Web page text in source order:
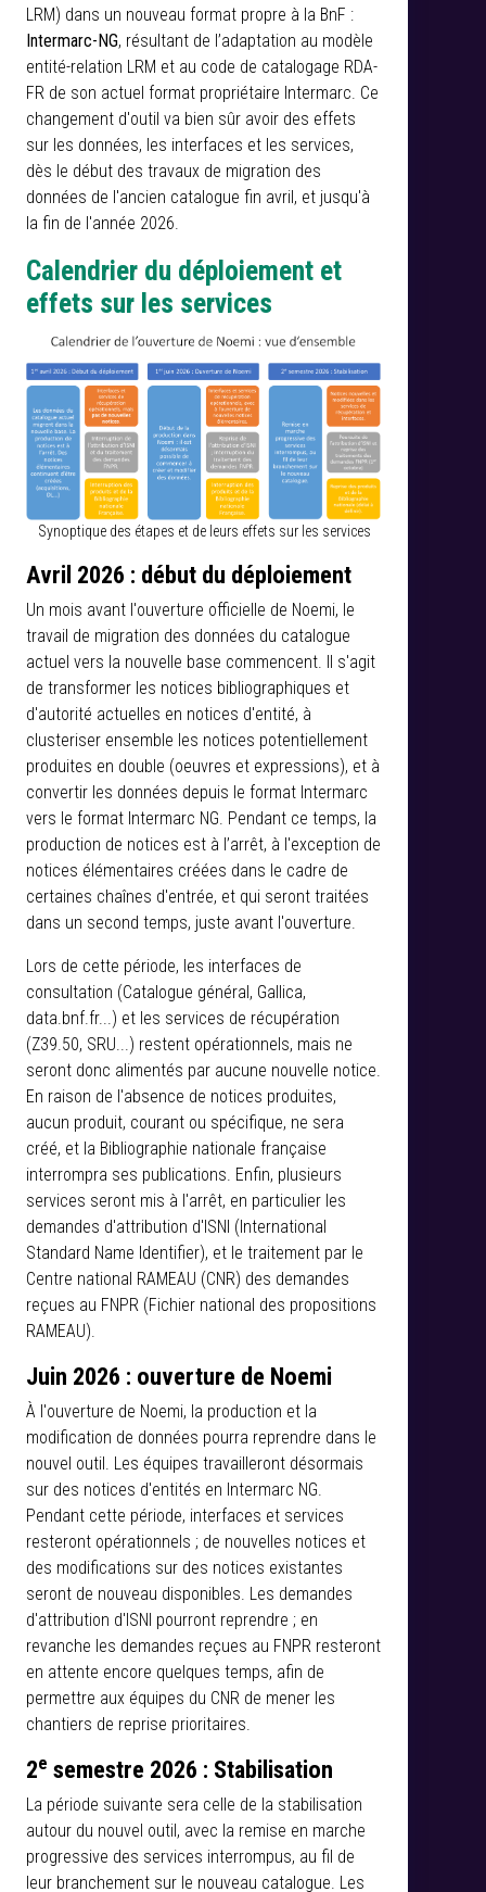
LRM) dans un nouveau format propre à la BnF :
Intermarc-NG, résultant de l’adaptation au modèle
entité-relation LRM et au code de catalogage RDA-
FR de son actuel format propriétaire Intermarc. Ce
changement d'outil va bien sûr avoir des effets
sur les données, les interfaces et les services,
dès le début des travaux de migration des
données de l'ancien catalogue fin avril, et jusqu'à
la fin de l'année 2026.
Calendrier du déploiement et
effets sur les services
Synoptique des étapes et de leurs effets sur les services
Avril 2026 : début du déploiement
Un mois avant l'ouverture officielle de Noemi, le
travail de migration des données du catalogue
actuel vers la nouvelle base commencent. Il s'agit
de transformer les notices bibliographiques et
d'autorité actuelles en notices d'entité, à
clusteriser ensemble les notices potentiellement
produites en double (oeuvres et expressions), et à
convertir les données depuis le format Intermarc
vers le format Intermarc NG. Pendant ce temps, la
production de notices est à l’arrêt, à l'exception de
notices élémentaires créées dans le cadre de
certaines chaînes d'entrée, et qui seront traitées
dans un second temps, juste avant l'ouverture.
Lors de cette période, les interfaces de
consultation (Catalogue général, Gallica,
data.bnf.fr...) et les services de récupération
(Z39.50, SRU...) restent opérationnels, mais ne
seront donc alimentés par aucune nouvelle notice.
En raison de l'absence de notices produites,
aucun produit, courant ou spécifique, ne sera
créé, et la Bibliographie nationale française
interrompra ses publications. Enfin, plusieurs
services seront mis à l'arrêt, en particulier les
demandes d'attribution d'ISNI (International
Standard Name Identifier), et le traitement par le
Centre national RAMEAU (CNR) des demandes
reçues au FNPR (Fichier national des propositions
RAMEAU).
Juin 2026 : ouverture de Noemi
À l'ouverture de Noemi, la production et la
modification de données pourra reprendre dans le
nouvel outil. Les équipes travailleront désormais
sur des notices d'entités en Intermarc NG.
Pendant cette période, interfaces et services
resteront opérationnels ; de nouvelles notices et
des modifications sur des notices existantes
seront de nouveau disponibles. Les demandes
d'attribution d'ISNI pourront reprendre ; en
revanche les demandes reçues au FNPR resteront
en attente encore quelques temps, afin de
permettre aux équipes du CNR de mener les
chantiers de reprise prioritaires.
2e semestre 2026 : Stabilisation
La période suivante sera celle de la stabilisation
autour du nouvel outil, avec la remise en marche
progressive des services interrompus, au fil de
leur branchement sur le nouveau catalogue. Les